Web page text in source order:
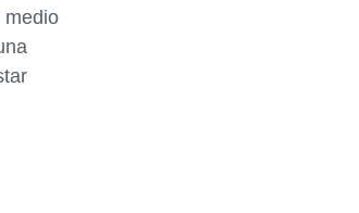
medio